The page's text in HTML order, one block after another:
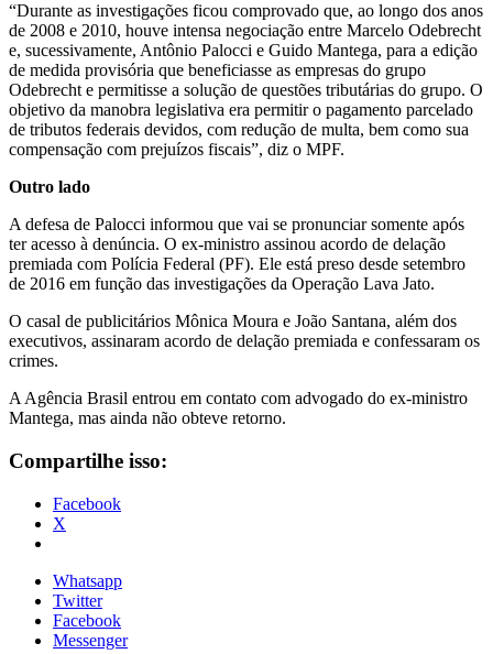
“Durante as investigações ficou comprovado que, ao longo dos anos
de 2008 e 2010, houve intensa negociação entre Marcelo Odebrecht
e, sucessivamente, Antônio Palocci e Guido Mantega, para a edição
de medida provisória que beneficiasse as empresas do grupo
Odebrecht e permitisse a solução de questões tributárias do grupo. O
objetivo da manobra legislativa era permitir o pagamento parcelado
de tributos federais devidos, com redução de multa, bem como sua
compensação com prejuízos fiscais”, diz o MPF.
Outro lado
A defesa de Palocci informou que vai se pronunciar somente após
ter acesso à denúncia. O ex-ministro assinou acordo de delação
premiada com Polícia Federal (PF). Ele está preso desde setembro
de 2016 em função das investigações da Operação Lava Jato.
O casal de publicitários Mônica Moura e João Santana, além dos
executivos, assinaram acordo de delação premiada e confessaram os
crimes.
A Agência Brasil entrou em contato com advogado do ex-ministro
Mantega, mas ainda não obteve retorno.
Compartilhe isso:
Facebook
X
Whatsapp
Twitter
Facebook
Messenger